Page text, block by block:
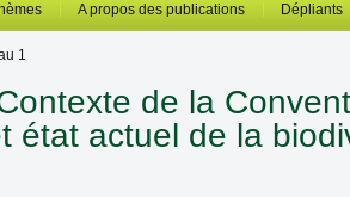
A propos des publications Dépliants
1
de la
état actuel de la